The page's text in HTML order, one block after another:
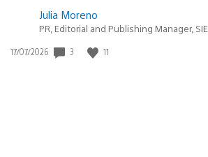
Julia Moreno
PR, Editorial and Publishing Manager, SIE
Data
17/07/2026 3 11